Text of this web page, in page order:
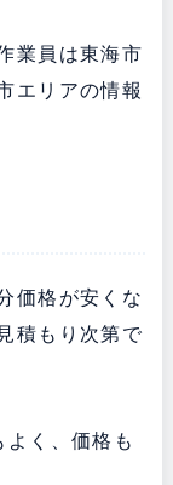
業員は東海市
エリアの情報
価格が安くな
積もり次第で
く、価格も